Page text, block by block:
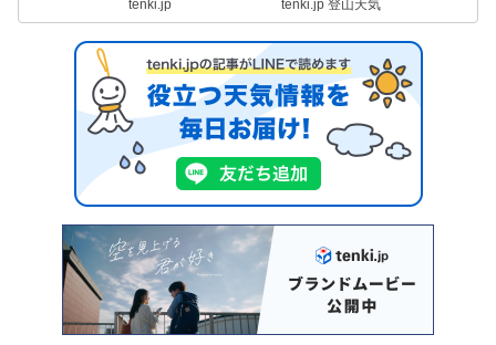
tenki.jp tenki.jp 登山天気